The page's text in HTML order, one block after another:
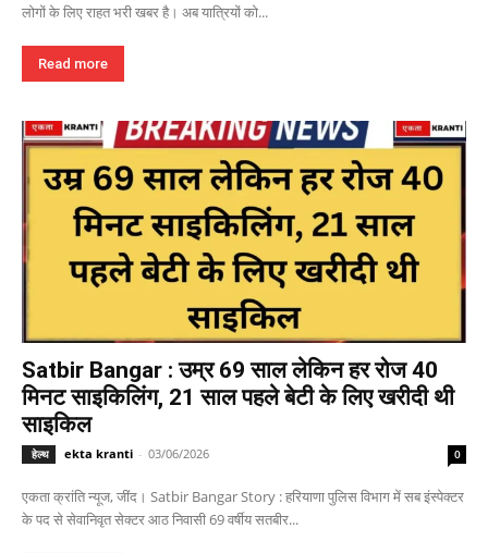
लोगों के लिए राहत भरी खबर है। अब यात्रियों को...
Read more
Satbir Bangar : उम्र 69 साल लेकिन हर रोज 40
मिनट साइकिलिंग, 21 साल पहले बेटी के लिए खरीदी थी
साइकिल
हेल्थ ekta kranti - 03/06/2026 0
एकता क्रांति न्यूज, जींद। Satbir Bangar Story : हरियाणा पुलिस विभाग में सब इंस्पेक्टर
के पद से सेवानिवृत सेक्टर आठ निवासी 69 वर्षीय सतबीर...